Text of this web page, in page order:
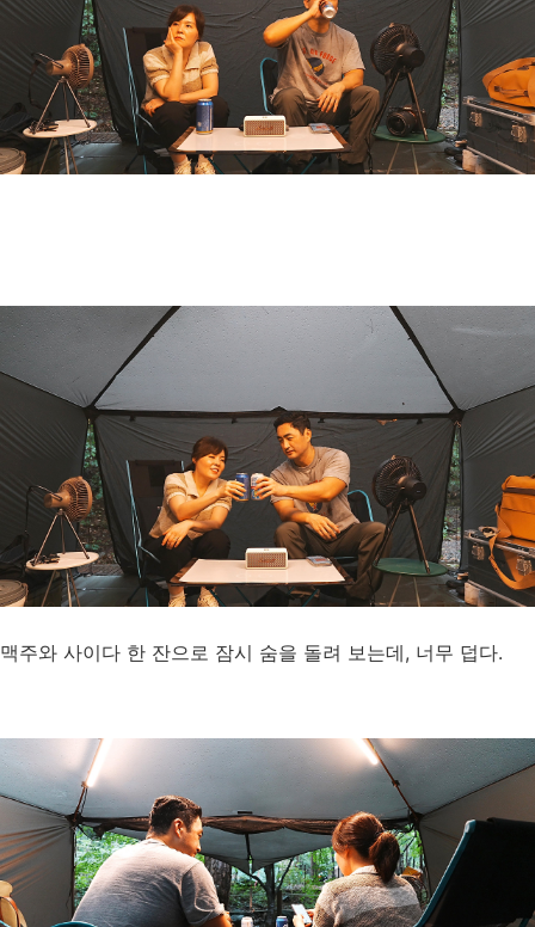
맥주와 사이다 한 잔으로 잠시 숨을 돌려 보는데, 너무 덥다.